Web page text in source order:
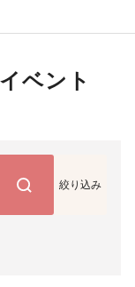
ベント
絞り込み